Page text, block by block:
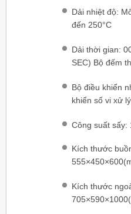
Dải nhiệt độ:
đến 250°C
Dải thời gian:
SEC) Bộ đếm
Bộ điều khiển
khiển số vi xử
Công suất sấy:
Kích thước
Kích thước